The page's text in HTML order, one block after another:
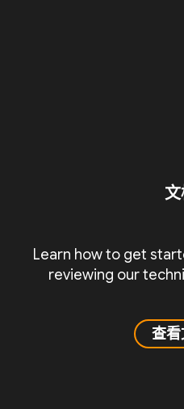
Learn how to get
reviewing our
查